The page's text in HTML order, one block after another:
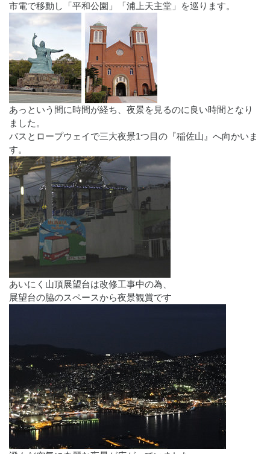
市電で移動し「平和公園」「浦上天主堂」を巡ります。
あっという間に時間が経ち、夜景を見るのに良い時間となり
ました。
バスとロープウェイで三大夜景1つ目の『稲佐山』へ向かいま
す。
あいにく山頂展望台は改修工事中の為、
展望台の脇のスペースから夜景観賞です